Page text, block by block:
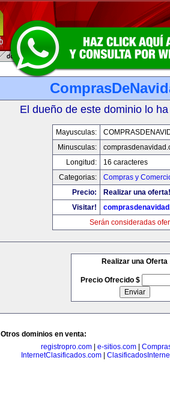
El dueño de este dominio lo
Mayusculas:
Minusculas:
Longitud:
16 caracteres
Categorias:
Compras y
Precio:
Realizar una oferta!
Visitar!
Serán consideradas
Realizar una Oferta
Precio Ofrecido $
Otros dominios en venta:
registropro.com
e-sitios.com
InternetClasificados.com